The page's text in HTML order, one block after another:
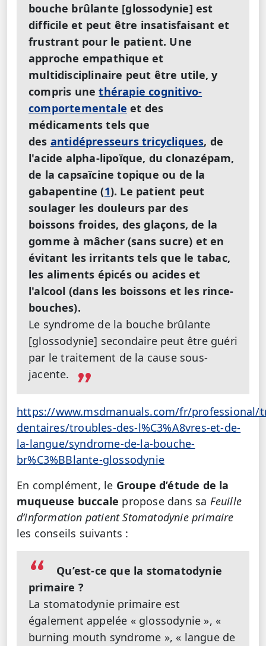
bouche brûlante [glossodynie] est
difficile et peut être insatisfaisant et
frustrant pour le patient. Une
approche empathique et
multidisciplinaire peut être utile, y
compris unethérapie cognitivo-
comportementale et des
médicaments tels que
des antidépresseurs tricycliques, de
l'acide alpha-lipoïque, du clonazépam,
de la capsaïcine topique ou de la
gabapentine (1). Le patient peut
soulager les douleurs par des
boissons froides, des glaçons, de la
gomme à mâcher (sans sucre) et en
évitant les irritants tels que le tabac,
les aliments épicés ou acides et
l'alcool (dans les boissons et les rince-
bouches).
Le syndrome de la bouche brûlante
[glossodynie] secondaire peut être guéri
par le traitement de la cause sous-
jacente.
https://www.msdmanuals.com/fr/professional/
dentaires/troubles-des-l%C3%A8vres-et-de-
la-langue/syndrome-de-la-bouche-
br%C3%BBlante-glossodynie
En complément, le Groupe d’étude de la
muqueuse buccale propose dans sa Feuille
d’information patient Stomatodynie primaire
les conseils suivants :
Qu’est-ce que la stomatodynie
primaire ?
La stomatodynie primaire est
également appelée « glossodynie », «
burning mouth syndrome », « langue de